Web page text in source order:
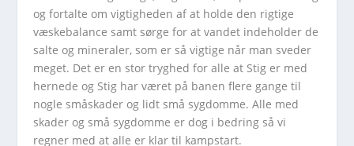
og fortalte om vigtigheden af at holde den rigtige
væskebalance samt sørge for at vandet indeholder de
salte og mineraler, som er så vigtige når man sveder
meget. Det er en stor tryghed for alle at Stig er med
hernede og Stig har været på banen flere gange til
nogle småskader og lidt små sygdomme. Alle med
skader og små sygdomme er dog i bedring så vi
regner med at alle er klar til kampstart.